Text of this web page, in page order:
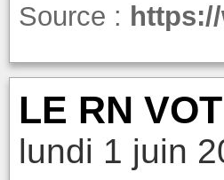
Source :
LE RN
lundi 1 juin